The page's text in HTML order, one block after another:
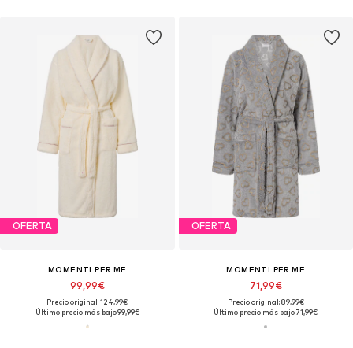
OFERTA
MOMENTI PER ME
99,99€
Precio original: 124,99€
Último precio más bajo:99,99€
OFERTA
MOMENTI PER ME
71,99€
Precio original: 89,99€
Último precio más bajo:71,99€